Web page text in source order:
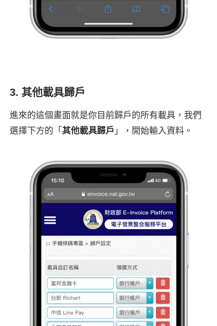
3. 其他載具歸戶
進來的這個畫面就是你目前歸戶的所有載具，我們
選擇下方的「 其他載具歸戶 」，開始輸入資料。